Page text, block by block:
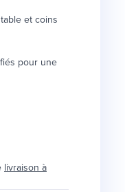
et coins
pour une
livraison à